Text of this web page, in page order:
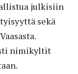
julkisiin
sekä
nimikyltit